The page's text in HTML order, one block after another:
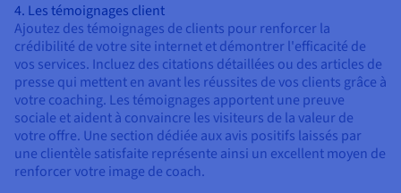
4. Les témoignages client
Ajoutez des témoignages de clients pour renforcer la
crédibilité de votre site internet et démontrer l'efficacité de
vos services. Incluez des citations détaillées ou des articles de
presse qui mettent en avant les réussites de vos clients grâce à
votre coaching. Les témoignages apportent une preuve
sociale et aident à convaincre les visiteurs de la valeur de
votre offre. Une section dédiée aux avis positifs laissés par
une clientèle satisfaite représente ainsi un excellent moyen de
renforcer votre image de coach.